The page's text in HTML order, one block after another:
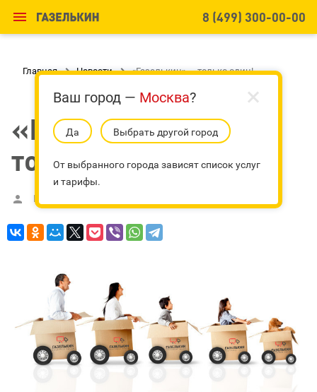
 8 (499) 300-00-00
Главная  Новости  «Газелькин» — только один!
«Газелькин» —
только один!
 Ирина Фролова
Ваш город — Москва?
Да Выбрать другой город
От выбранного города зависят список услуг
и тарифы.